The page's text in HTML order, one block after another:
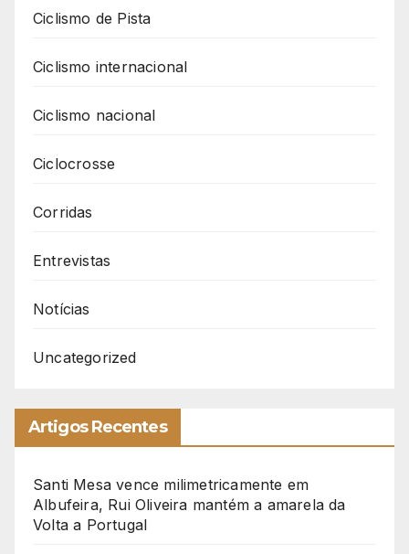
Ciclismo de Pista
Ciclismo internacional
Ciclismo nacional
Ciclocrosse
Corridas
Entrevistas
Notícias
Uncategorized
Artigos Recentes
Santi Mesa vence milimetricamente em
Albufeira, Rui Oliveira mantém a amarela da
Volta a Portugal